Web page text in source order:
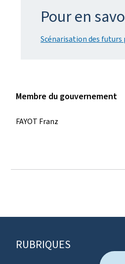
Pour en
Scénarisation des futurs
Membre du gouvernement
FAYOT Franz
PRUBRIQUES